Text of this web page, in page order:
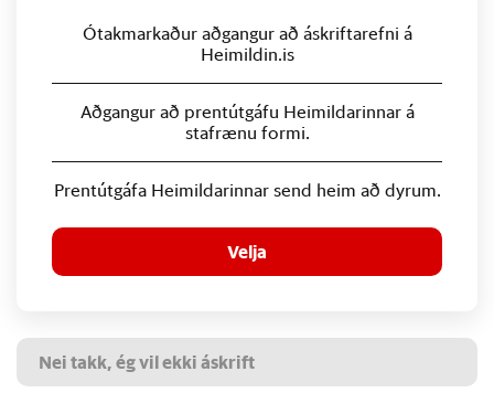
Ótakmarkaður aðgangur að áskriftarefni á
Heimildin.is
Aðgangur að prentútgáfu Heimildarinnar á
stafrænu formi.
Prentútgáfa Heimildarinnar send heim að dyrum.
Velja
Nei takk, ég vil ekki áskrift